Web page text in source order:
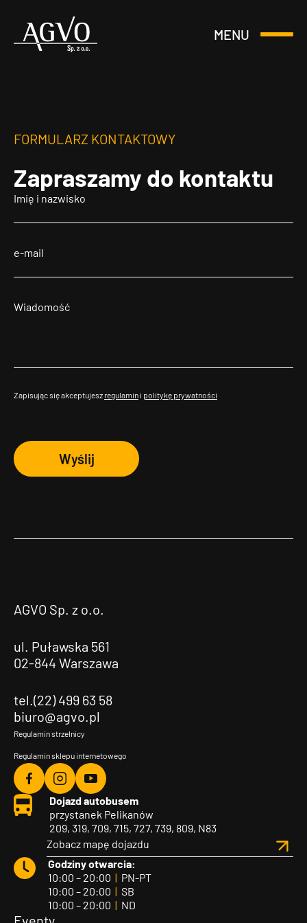
Header
MENU
Otwórz
FORMULARZ KONTAKTOWY
Zapraszamy do kontaktu
Zapisując się akceptujesz regulamin i politykę prywatności
Wyślij
AGVO Sp. z o.o.
ul. Puławska 561
02-844 Warszawa
tel.(22) 499 63 58
biuro@agvo.pl
Regulamin strzelnicy
Regulamin sklepu internetowego
Agvo
Facebook
Agvo
Instagram
Agvo
YouTube
Dojazd autobusem
przystanek Pelikanów
209, 319, 709, 715, 727, 739, 809, N83
Zobacz mapę dojazdu
Godziny otwarcia:
10:00 – 20:00 | PN-PT
10:00 – 20:00 | SB
10:00 – 20:00 | ND